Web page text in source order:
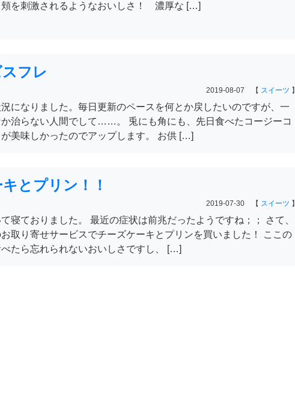
頬を刺激されるようなおいしさ！ 濃厚な […]
フレ
2019-08-07 【 スイーツ 】
になりました。毎日更新のペースを何とか戻したいのですが、一
治らない人間でして……。 兎にも角にも、先日食べたコージーコ
美味しかったのでアップします。 お供 […]
とプリン！！
2019-07-30 【 スイーツ 】
寝ておりました。 最近の症状は前兆だったようですね；； さて、
取り寄せサービスでチーズケーキとプリンを買いました！ ここの
たら忘れられないおいしさですし、 […]